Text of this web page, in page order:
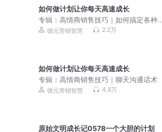
如何做计划让你每天高速成长
专辑： 高情商销售技巧｜如何搞定各种
类型客户
德元营销智慧 2.2万
如何做计划让你每天高速成长
专辑： 高情商销售技巧｜聊天沟通话术
德元营销智慧 4.9万
原始文明成长记0578一个大胆的计划